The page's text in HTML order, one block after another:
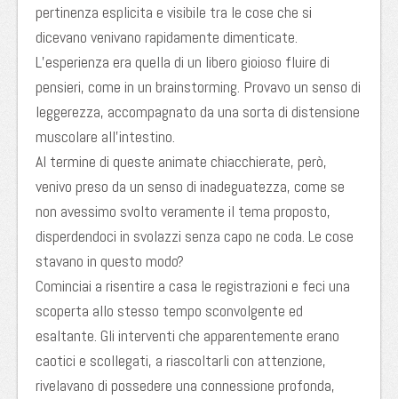
pertinenza esplicita e visibile tra le cose che si
dicevano venivano rapidamente dimenticate.
L’esperienza era quella di un libero gioioso fluire di
pensieri, come in un brainstorming. Provavo un senso di
leggerezza, accompagnato da una sorta di distensione
muscolare all’intestino.
Al termine di queste animate chiacchierate, però,
venivo preso da un senso di inadeguatezza, come se
non avessimo svolto veramente il tema proposto,
disperdendoci in svolazzi senza capo ne coda. Le cose
stavano in questo modo?
Cominciai a risentire a casa le registrazioni e feci una
scoperta allo stesso tempo sconvolgente ed
esaltante. Gli interventi che apparentemente erano
caotici e scollegati, a riascoltarli con attenzione,
rivelavano di possedere una connessione profonda,